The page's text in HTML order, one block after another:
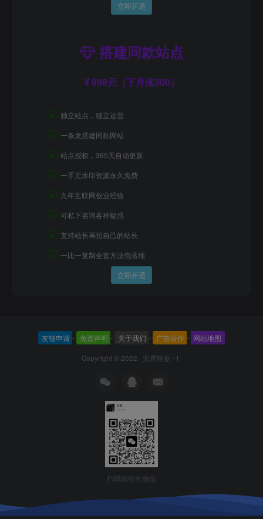
立即开通
搭建同款站点
998元（下月涨300）
☑ 独立站点，独立运营
☑ 一条龙搭建同款网站
☑ 站点授权，365天自动更新
☑ 一手无水印资源永久免费
☑ 九年互联网创业经验
☑ 可私下咨询各种疑惑
☑ 支持站长再招自己的站长
☑ 一比一复制全套方法包落地
立即开通
友链申请 - 免责声明 - 关于我们 - 广告合作 - 网站地图
Copyright © 2022 · 无畏轻创--1
扫码加站长微信